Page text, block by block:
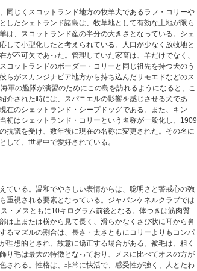
同じくスコットランド地方の牧羊犬であるラフ・コリーや
したシェトランド諸島は、牧草地として有効な土地が限ら
は、スコットランド産の半分の大きさとなっている。シェ
して小型化したと考えられている。人口が少なく放牧地と
不可欠であった。管理していた家畜は、羊だけでなく、
ットランドのボーダー・コリーと同じ祖先を持つ犬のう
らがスカンジナビア地方から持ち込んだサモエドなどのス
軍の艦隊が演習のためにこの島を訪れるようになると、こ
介された時には、スパニエルの影響を感じさせる犬であ
在のシェットランド・シープドッグである。また、キン
初はシェットランド・コリーという名称が一般化し、1909
抗議を受け、数年後に現在の名称に変更された。その名に
て、世界中で愛好されている。
ている。温和でやさしい表情からは、聡明さと警戒心の強
重視される要素となっている。ジャパンケネルクラブでは
・メスともに10キログラム前後となる。体つきは筋肉質
は上または横から見て長く、滑らかなくさび状に耳から鼻
るマズルの割合は、長さ・太さともにコリーよりもコンパ
想的とされ、故意に矯正する場合がある。被毛は、粗く
り毛は最大の特徴となっており、メスに比べてオスの方が
される。性格は、非常に快活で、感受性が強く、人とたわ